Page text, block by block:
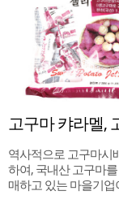
고구마 캬라멜,
역사적으로 고구마시
하여, 국내산 고구마
매하고 있는 마을기업